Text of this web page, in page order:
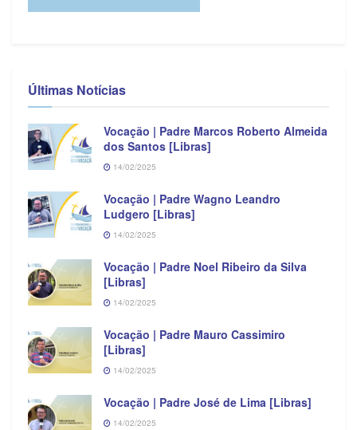
Últimas Notícias
Vocação | Padre Marcos Roberto Almeida
dos Santos [Libras]
14/02/2025
Vocação | Padre Wagno Leandro
Ludgero [Libras]
14/02/2025
Vocação | Padre Noel Ribeiro da Silva
[Libras]
14/02/2025
Vocação | Padre Mauro Cassimiro
[Libras]
14/02/2025
Vocação | Padre José de Lima [Libras]
14/02/2025